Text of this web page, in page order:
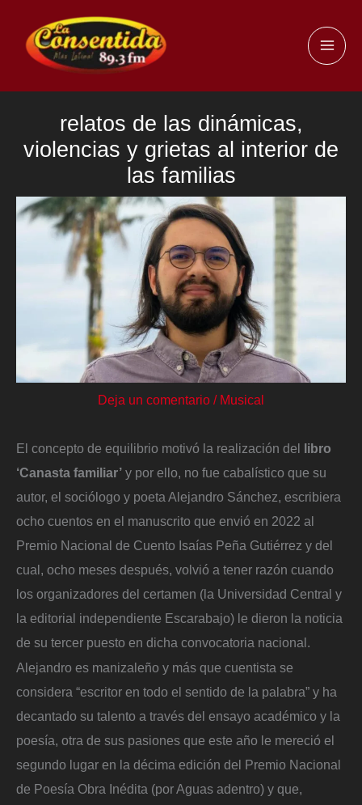
contenido
relatos de las dinámicas,
violencias y grietas al interior de
las familias
Deja un comentario / Musical
El concepto de equilibrio motivó la realización del libro
‘Canasta familiar’ y por ello, no fue cabalístico que su
autor, el sociólogo y poeta Alejandro Sánchez, escribiera
ocho cuentos en el manuscrito que envió en 2022 al
Premio Nacional de Cuento Isaías Peña Gutiérrez y del
cual, ocho meses después, volvió a tener razón cuando
los organizadores del certamen (la Universidad Central y
la editorial independiente Escarabajo) le dieron la noticia
de su tercer puesto en dicha convocatoria nacional.
Alejandro es manizaleño y más que cuentista se
considera “escritor en todo el sentido de la palabra” y ha
decantado su talento a través del ensayo académico y la
poesía, otra de sus pasiones que este año le mereció el
segundo lugar en la décima edición del Premio Nacional
de Poesía Obra Inédita (por Aguas adentro) y que,